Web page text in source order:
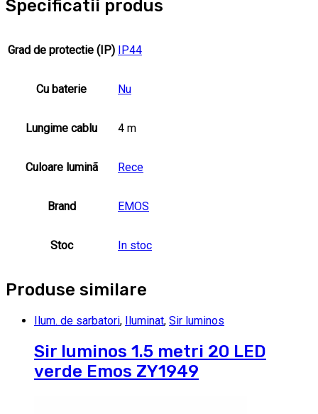
Specificatii produs
Grad de protectie (IP) IP44
Cu baterie Nu
Lungime cablu 4 m
Culoare luminã Rece
Brand EMOS
Stoc In stoc
Produse similare
Ilum. de sarbatori, Iluminat, Sir luminos
Sir luminos 1.5 metri 20 LED
verde Emos ZY1949